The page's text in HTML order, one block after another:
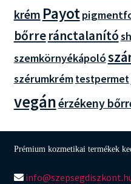
krém Payot
bőrreránctalanító
szemkörnyékápoló
szérumkrémtestpermet
vegánérzékeny
Prémium kozmetikai termékek